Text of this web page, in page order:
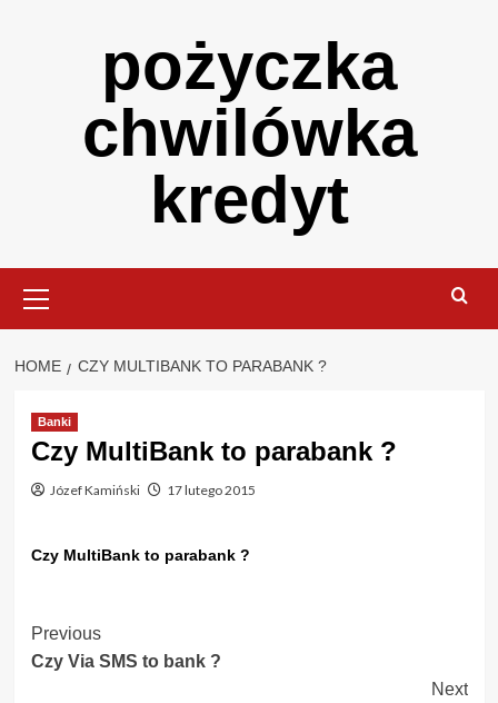
pożyczka
chwilówka
kredyt
Menu
HOME CZY MULTIBANK TO PARABANK ?
Banki
Czy MultiBank to parabank ?
Józef Kamiński 17 lutego 2015
Czy MultiBank to parabank ?
Post
Navigation
Previous
Czy Via SMS to bank ?
Next